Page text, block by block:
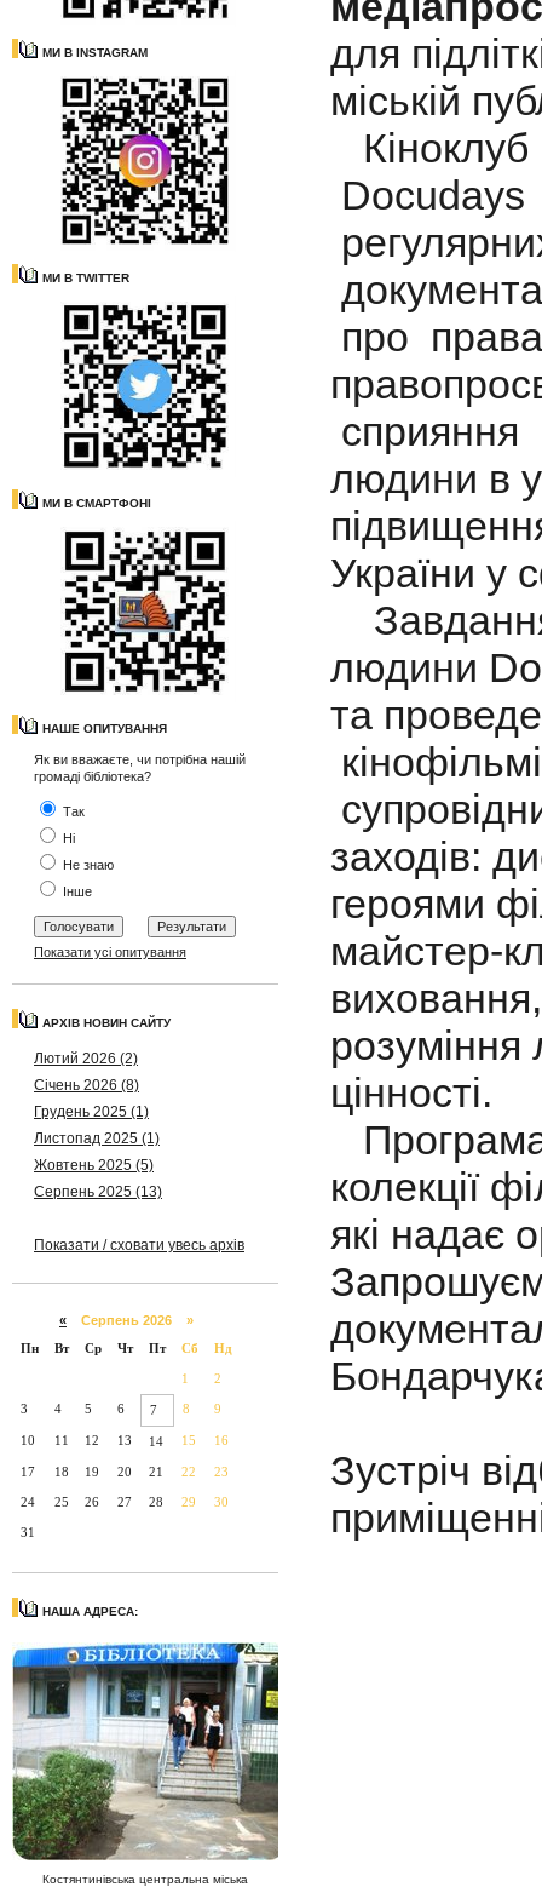
МИ В INSTAGRAM
МИ В TWITTER
МИ В СМАРТФОНІ
НАШЕ ОПИТУВАННЯ
Як ви вважаєте, чи потрібна нашій
громаді бібліотека?
Так
Ні
Не знаю
Інше
Показати усі опитування
АРХІВ НОВИН САЙТУ
Лютий 2026 (2)
Січень 2026 (8)
Грудень 2025 (1)
Листопад 2025 (1)
Жовтень 2025 (5)
Серпень 2025 (13)
Показати / сховати увесь архів
« Серпень 2026 »
Пн
Вт Ср Чт Пт Сб Нд
1 2
3 4 5 6 7 8 9
10 11 12 13 14 15 16
17 18 19 20 21 22 23
24 25 26 27 28 29 30
31
НАША АДРЕСА:
Костянтинівська центральна міська
для
міській
про
сприяння
людини в
України у
людини
та
заходів:
героями
майстер-
розуміння
цінності.
колекції
які надає
Зустріч